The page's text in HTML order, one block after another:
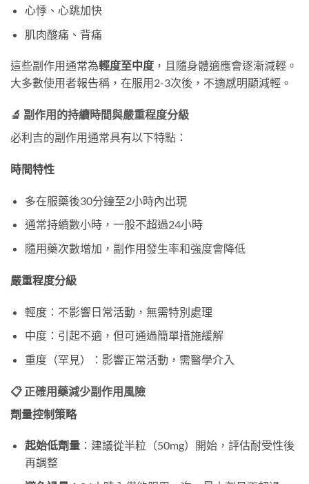
心悸、心跳加快
肌肉酸痛、背痛
這些副作用通常為輕度至中度 ，且隨身體適應會逐漸減輕。
大多數使用者報告稱，在服用2-3次後，不適感明顯減輕。
🔬 副作用的持續時間與嚴重程度分級
必利吉的副作用通常具有以下特點：
時間特性
多在服藥後30分鐘至2小時內出現
通常持續數小時，一般不超過24小時
隨用藥次數增加，副作用發生率和強度會降低
嚴重程度分級
輕度：不影響日常活動，無需特別處理
中度：引起不適，但可通過簡單措施緩解
重度（罕見）：影響正常活動，需醫學介入
📋 正確用藥減少副作用風險
劑量控制策略
起始低劑量：建議從半粒（50mg）開始，評估耐受性後
再調整